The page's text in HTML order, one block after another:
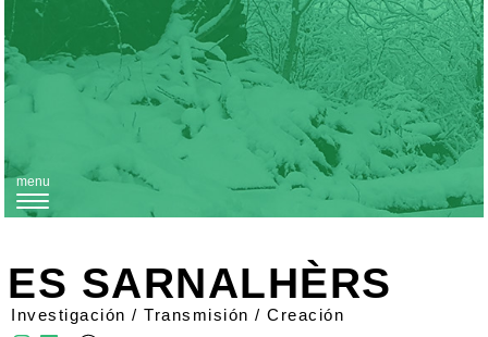
T
g
g
menu
ES SARNALHÈRS
Investigación / Transmisión / Creación